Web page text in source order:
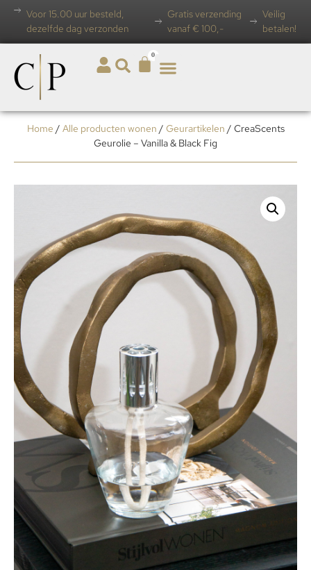
Voor 15.00 uur besteld,
dezelfde dag verzonden
Gratis verzending
vanaf € 100,-
Veilig
betalen!
0
Home / Alle producten wonen / Geurartikelen / CreaScents
Geurolie – Vanilla & Black Fig